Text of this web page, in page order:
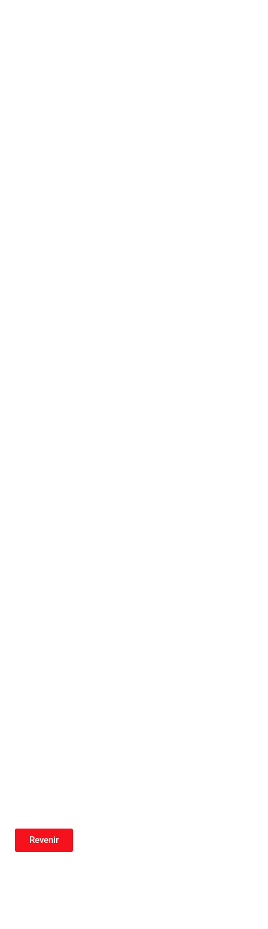
Revenir